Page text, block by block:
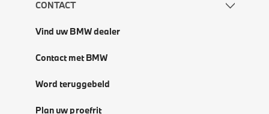
CONTACT
Vind uw BMW dealer
Contact met BMW
Word teruggebeld
Plan uw proefrit